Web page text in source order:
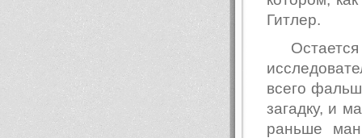
Гитлер.
всего
загадку, и
раньше